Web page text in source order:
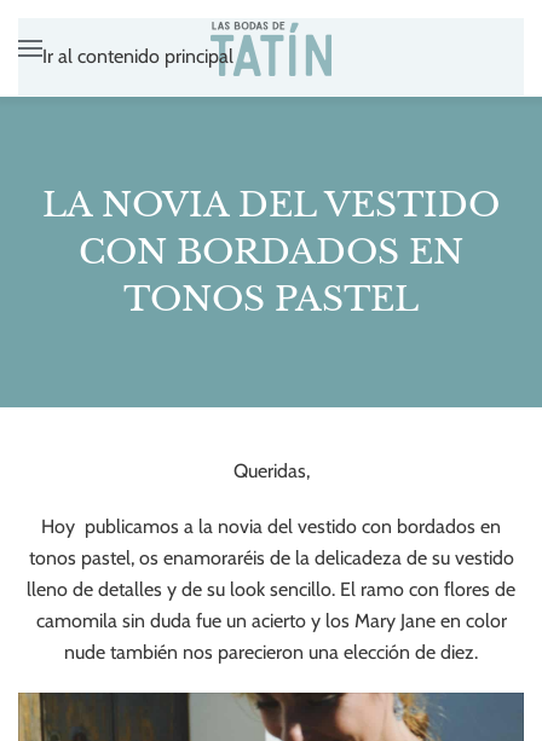
Ir al contenido principal
LA NOVIA DEL VESTIDO
CON BORDADOS EN
TONOS PASTEL
Queridas,
Hoy publicamos a la novia del vestido con bordados en
tonos pastel, os enamoraréis de la delicadeza de su vestido
lleno de detalles y de su look sencillo. El ramo con flores de
camomila sin duda fue un acierto y los Mary Jane en color
nude también nos parecieron una elección de diez.